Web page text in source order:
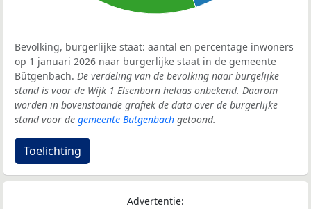
Bevolking, burgerlijke staat: aantal en percentage inwoners
op 1 januari 2026 naar burgerlijke staat in de gemeente
Bütgenbach. De verdeling van de bevolking naar burgelijke
stand is voor de Wijk 1 Elsenborn helaas onbekend. Daarom
worden in bovenstaande grafiek de data over de burgerlijke
stand voor de gemeente Bütgenbach getoond.
Toelichting
Advertentie: